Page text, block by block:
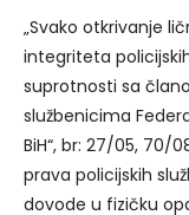
„Svako otkrivanje
integriteta
suprotnosti sa
službenicima
BiH“, br: 27/05, 70/
prava policijskih
dovode u fizičku